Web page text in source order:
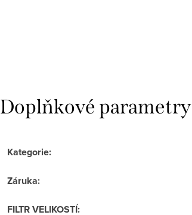
Doplňkové parametry
Kategorie:
Záruka:
FILTR VELIKOSTÍ: